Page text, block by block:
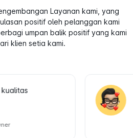
Layanan kami, yang
positif oleh pelanggan kami
umpan balik positif yang kami
klien setia kami.